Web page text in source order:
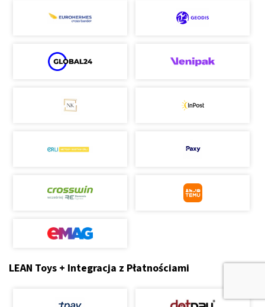
LEAN Toys + Integracja z Płatnościami